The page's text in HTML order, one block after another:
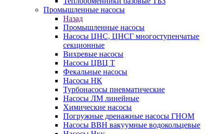
Промышленные насосы
Назад
Промышленные насосы
Насосы ЦНС, ЦНСГ многоступенчатые
секционные
Вихревые насосы
Насосы ЦВЦ Т
Фекальные насосы
Насосы НК
Турбонасосы пневматические
Насосы ЛМ линейные
Химические насосы
Погружные дренажные насосы ГНОМ
Насосы ВВН вакуумные водокольцевые